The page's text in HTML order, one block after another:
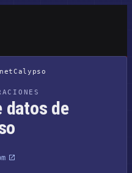
datos de